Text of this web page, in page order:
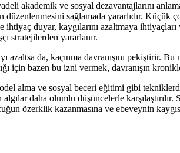
akademik ve sosyal dezavantajlarını
düzenlenmesini sağlamada yararlıdır.
duyar, kaygılarını azaltmaya
stratejilerden yararlanır.
azaltsa da, kaçınma davranışını pekiştirir.
için bazen bu izni vermek, davranışın
alma ve sosyal beceri eğitimi gibi
daha olumlu düşüncelerle
özerklik kazanmasına ve ebeveynin